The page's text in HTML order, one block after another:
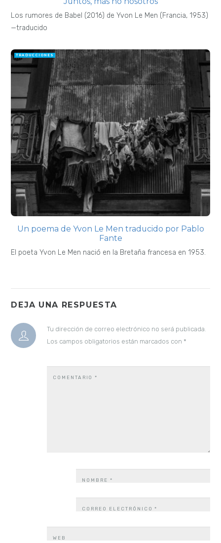
Los rumores de Babel (2016) de Yvon Le Men (Francia, 1953)
—traducido
TRADUCCIONES
Un poema de Yvon Le Men traducido por Pablo
Fante
El poeta Yvon Le Men nació en la Bretaña francesa en 1953.
DEJA UNA RESPUESTA
Tu dirección de correo electrónico no será publicada.
Los campos obligatorios están marcados con *
COMENTARIO*
NOMBRE*
CORREO ELECTRÓNICO*
WEB